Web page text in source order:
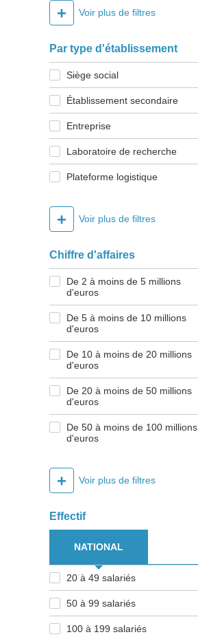
+ Voir plus de filtres
Par type d'établissement
Siège social
Établissement secondaire
Entreprise
Laboratoire de recherche
Plateforme logistique
+ Voir plus de filtres
Chiffre d'affaires
De 2 à moins de 5 millions
d'euros
De 5 à moins de 10 millions
d'euros
De 10 à moins de 20 millions
d'euros
De 20 à moins de 50 millions
d'euros
De 50 à moins de 100 millions
d'euros
+ Voir plus de filtres
Effectif
NATIONAL
20 à 49 salariés
50 à 99 salariés
100 à 199 salariés